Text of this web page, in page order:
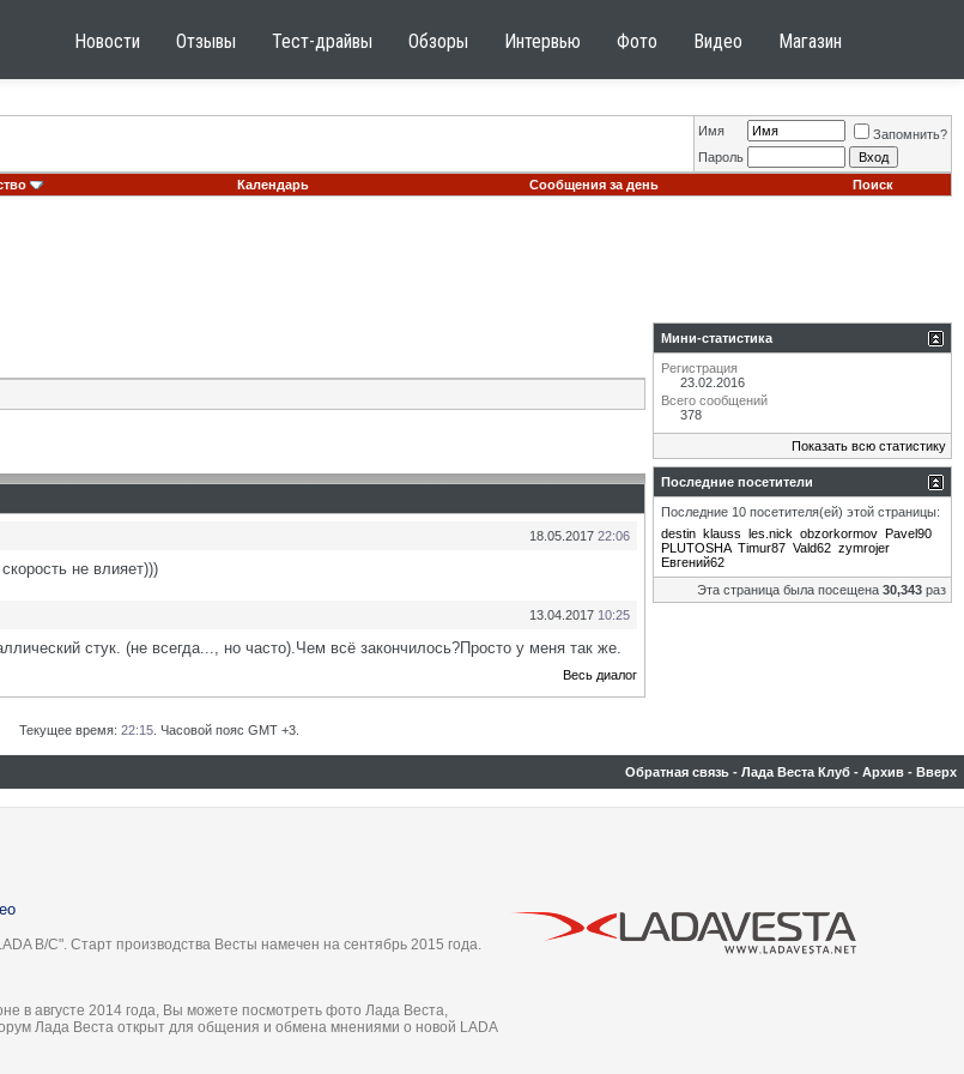
Новости Отзывы Тест-драйвы Обзоры Интервью Фото Видео Магазин
Имя
Запомнить?
Пароль
Календарь Сообщения за день Поиск
18.05.2017 22:06
не влияет)))
13.04.2017 10:25
стук. (не всегда..., но часто).Чем всё закончилось?Просто у меня так же.
Весь диалог
Мини-статистика
Регистрация
23.02.2016
Всего сообщений
378
Показать всю статистику
Последние посетители
Последние 10 посетителя(ей) этой страницы:
destin klauss les.nick obzorkormov Pavel90
PLUTOSHA Timur87 Vald62 zymrojer
Евгений62
Эта страница была посещена 30,343 раз
Текущее время: 22:15 . Часовой пояс GMT +3.
Обратная связь - Лада Веста Клуб - Архив - Вверх
B/C". Старт производства Весты намечен на сентябрь 2015 года.
в августе 2014 года, Вы можете посмотреть фото Лада Веста,
Лада Веста открыт для общения и обмена мнениями о новой LADA